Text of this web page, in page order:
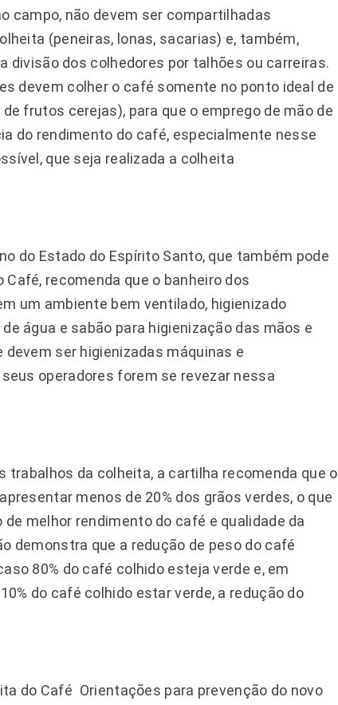
campo, não devem ser compartilhadas
(peneiras, lonas, sacarias) e, também,
divisão dos colhedores por talhões ou carreiras.
devem colher o café somente no ponto ideal de
frutos cerejas), para que o emprego de mão de
do rendimento do café, especialmente nesse
que seja realizada a colheita
do Estado do Espírito Santo, que também pode
recomenda que o banheiro dos
um ambiente bem ventilado, higienizado
água e sabão para higienização das mãos e
ser higienizadas máquinas e
operadores forem se revezar nessa
trabalhos da colheita, a cartilha recomenda que o
menos de 20% dos grãos verdes, o que
melhor rendimento do café e qualidade da
demonstra que a redução de peso do café
80% do café colhido esteja verde e, em
do café colhido estar verde, a redução do
do Café  Orientações para prevenção do novo